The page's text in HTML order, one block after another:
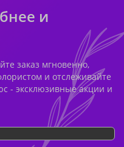
и
заказ мгновенно,
и отслеживайте
- эксклюзивные акции и